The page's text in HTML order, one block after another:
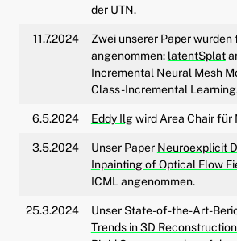
Menü aufklappen
Menü aufklappen
Menü aufklappen
Menü aufklappen
der UTN.
11.7.2024
Zwei unserer Paper wurden
angenommen: latentSplat
Incremental Neural Mesh
Class-Incremental
6.5.2024 Eddy Ilgwird Area Chair für
3.5.2024 Unser Paper Neuroexplicit
Inpainting of Optical Flow
ICML angenommen.
25.3.2024 Unser State-of-the-Art-
Trends in 3D